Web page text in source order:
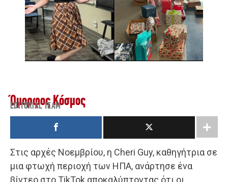
Όμορφος Κόσμος
EDITORIAL TEAM
Στις αρχές Νοεμβρίου, η Cheri Guy, καθηγήτρια σε
μια φτωχή περιοχή των ΗΠΑ, ανάρτησε ένα
βίντεο στο TikTok αποκαλύπτοντας ότι οι